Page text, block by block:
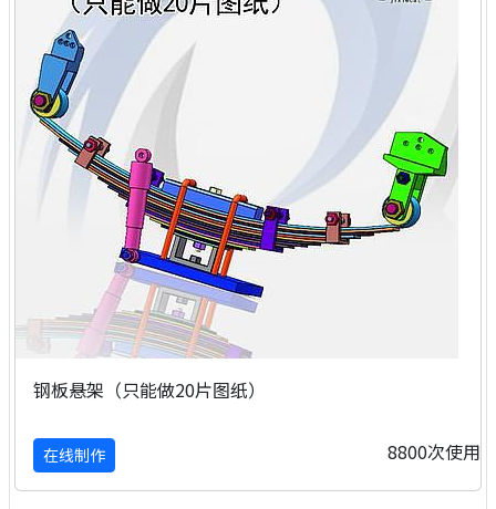
钢板悬架（只能做20片图纸）
在线制作 8800次使用